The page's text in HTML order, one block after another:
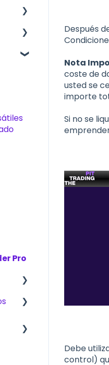
Después
Nota
coste de
usted se
importe
Si no se
Debe
control)
Pro